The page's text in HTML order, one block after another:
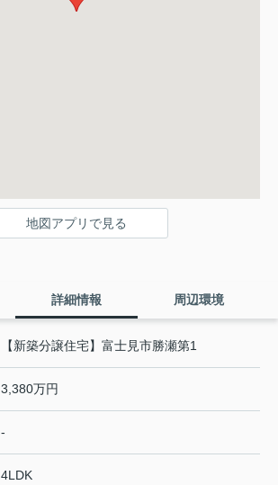
地図アプリで見る
詳細情報 周辺環境
【新築分譲住宅】富士見市勝瀬第1
3,380万円
-
4LDK